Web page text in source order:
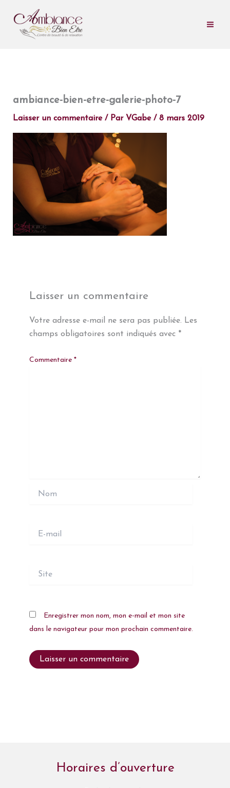
contenu
ambiance-bien-etre-galerie-photo-7
Laisser un commentaire / Par VGabe / 8 mars 2019
Laisser un commentaire
Votre adresse e-mail ne sera pas publiée. Les
champs obligatoires sont indiqués avec *
Commentaire *
Nom
mail
Site
Enregistrer mon nom, mon e-mail et mon site
dans le navigateur pour mon prochain commentaire.
Horaires d’ouverture